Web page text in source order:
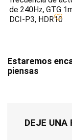
de 240Hz, GTG
DCI-P3, HDR10
Estaremos
piensas
DEJE UNA